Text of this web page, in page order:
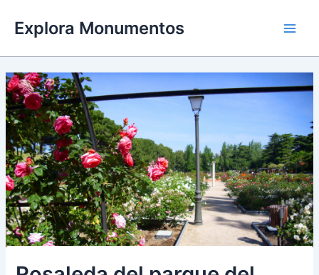
contenido
Explora Monumentos